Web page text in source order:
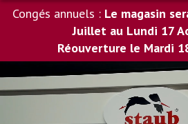
Congés annuels : Le magasin
Juillet au Lundi 17
Réouverture le Mardi